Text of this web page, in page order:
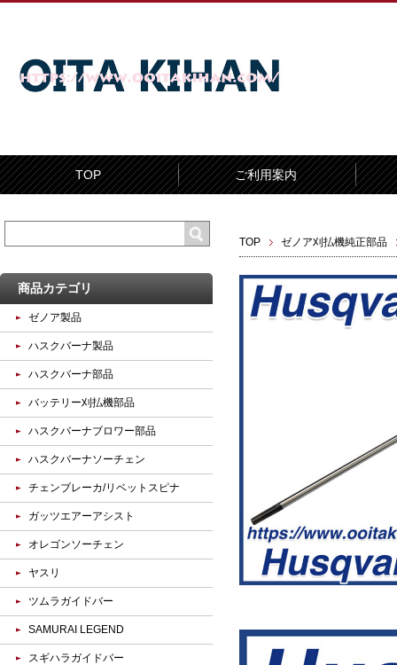
TOP ご利用案内
TOP ゼノア刈払機純正部品
商品カテゴリ
ゼノア製品
ハスクバーナ製品
ハスクバーナ部品
バッテリー刈払機部品
ハスクバーナブロワー部品
ハスクバーナソーチェン
チェンブレーカ/リベットスピナ
ガッツエアーアシスト
オレゴンソーチェン
ヤスリ
ツムラガイドバー
SAMURAI LEGEND
スギハラガイドバー